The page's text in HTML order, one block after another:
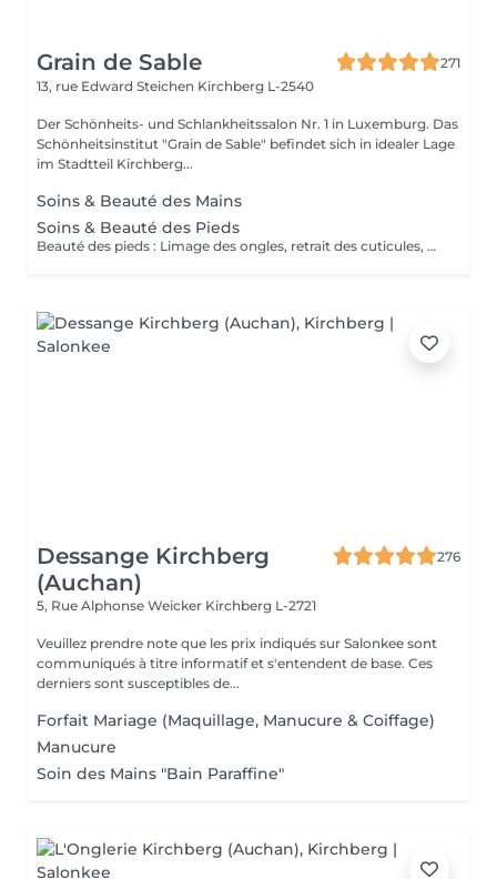
Grain de Sable
271
13, rue Edward Steichen Kirchberg L-2540
Der Schönheits- und Schlankheitssalon Nr. 1 in Luxemburg. Das
Schönheitsinstitut "Grain de Sable" befindet sich in idealer Lage
im Stadtteil Kirchberg...
Soins & Beauté des Mains
Soins & Beauté des Pieds
Beauté des pieds : Limage des ongles, retrait des cuticules, utilisation de la râpe pour les callosités et massage avec crème hydratante. Pédicure : Beauté des pieds + traitement des ongles incarnés/infectés + utilisation du bistouri pour les callosités.
Dessange Kirchberg
(Auchan)
276
5, Rue Alphonse Weicker Kirchberg L-2721
Veuillez prendre note que les prix indiqués sur Salonkee sont
communiqués à titre informatif et s'entendent de base. Ces
derniers sont susceptibles de...
Forfait Mariage (Maquillage, Manucure & Coiffage)
Manucure
Soin des Mains "Bain Paraffine"